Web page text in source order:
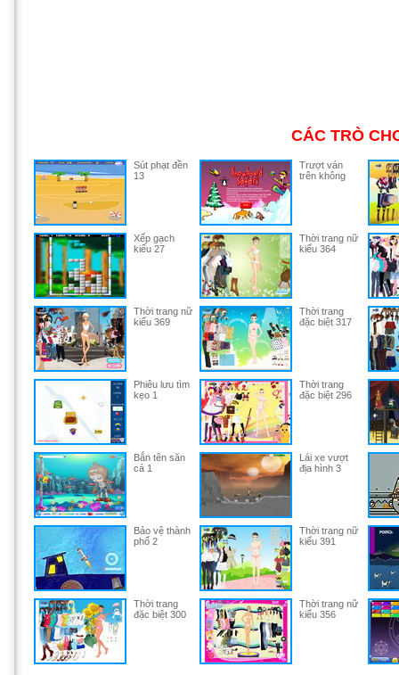
CÁC TRÒ
Sút phạt đền
13
Trượt ván
trên không
Xếp gạch
kiểu 27
Thời trang nữ
kiểu 364
Thời trang nữ
kiểu 369
Thời trang
đặc biệt 317
Phiêu lưu tìm
kẹo 1
Thời trang
đặc biệt 296
Bắn tên săn
cá 1
Lái xe vượt
địa hình 3
Bảo vệ thành
phố 2
Thời trang nữ
kiểu 391
Thời trang
đặc biệt 300
Thời trang nữ
kiểu 356